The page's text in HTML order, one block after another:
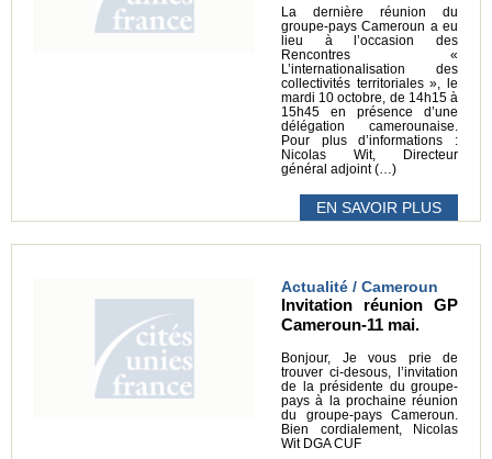
La dernière réunion du
groupe-pays Cameroun a eu
lieu à l’occasion des
Rencontres «
L’internationalisation des
collectivités territoriales », le
mardi 10 octobre, de 14h15 à
15h45 en présence d’une
délégation camerounaise.
Pour plus d’informations :
Nicolas Wit, Directeur
général adjoint (…)
EN SAVOIR PLUS
Actualité / Cameroun
Invitation réunion GP
Cameroun-11 mai.
Bonjour, Je vous prie de
trouver ci-desous, l’invitation
de la présidente du groupe-
pays à la prochaine réunion
du groupe-pays Cameroun.
Bien cordialement, Nicolas
Wit DGA CUF